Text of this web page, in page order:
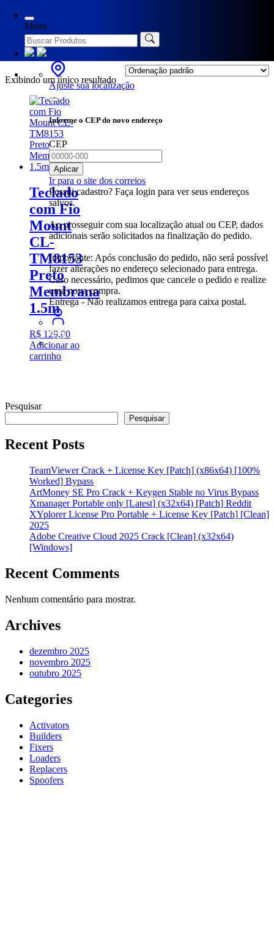
Menu
Ajuste sua localização
Informe o CEP do novo endereço
CEP
Aplicar
Ir para o site dos correios
Possui cadastro? Faça login para ver seus endereços
salvos.
Ao prosseguir com sua localização atual ou CEP, dados
adicionais serão solicitados na finalização do pedido.
Importante: Após conclusão do pedido, não será possível
fazer alterações no endereço selecionado para entrega.
Caso necessário, pedimos que cancele o pedido e realize
uma nova compra.
Entrega - Não realizamos entrega para caixa postal.
digitação confortável
Exibindo um único resultado
Teclado
com Fio
Mount
CL-
TM8153
Preto
Membrana
1.5m
R$ 129,00
Adicionar ao
carrinho
Pesquisar
Pesquisar
Recent Posts
TeamViewer Crack + License Key [Patch] (x86x64) [100%
Worked] Bypass
ArtMoney SE Pro Crack + Keygen Stable no Virus Bypass
Xmanager Portable only [Latest] (x32x64) [Patch] Reddit
XYplorer License Pro Portable + License Key [Patch] [Clean]
2025
Adobe Creative Cloud 2025 Crack [Clean] (x32x64)
[Windows]
Recent Comments
Nenhum comentário para mostrar.
Archives
dezembro 2025
novembro 2025
outubro 2025
Categories
Activators
Builders
Fixers
Loaders
Replacers
Spoofers